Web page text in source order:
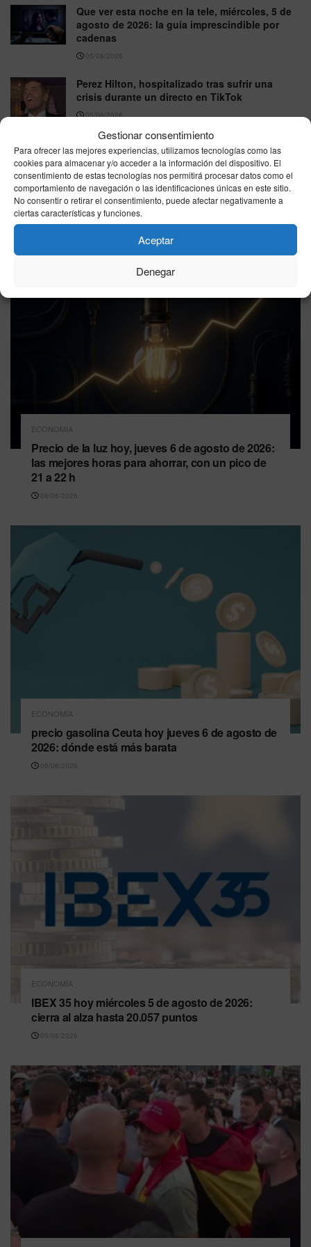
Gestionar consentimiento
Para ofrecer las mejores experiencias, utilizamos tecnologías como las
cookies para almacenar y/o acceder a la información del dispositivo. El
consentimiento de estas tecnologías nos permitirá procesar datos como el
comportamiento de navegación o las identificaciones únicas en este sitio.
No consentir o retirar el consentimiento, puede afectar negativamente a
ciertas características y funciones.
Aceptar
Denegar
Que ver esta noche en la tele, miércoles, 5 de
agosto de 2026: la guía imprescindible por
cadenas
05/08/2026
Perez Hilton, hospitalizado tras sufrir una
crisis durante un directo en TikTok
05/08/2026
VER MÁS
Última hora
ECONOMÍA
Precio de la luz hoy, jueves 6 de agosto de 2026:
las mejores horas para ahorrar, con un pico de
21 a 22 h
06/08/2026
ECONOMÍA
precio gasolina Ceuta hoy jueves 6 de agosto de
2026: dónde está más barata
06/08/2026
ECONOMÍA
IBEX 35 hoy miércoles 5 de agosto de 2026:
cierra al alza hasta 20.057 puntos
05/08/2026